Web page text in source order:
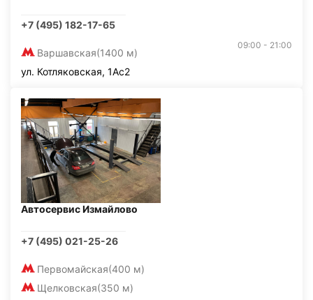
+7 (495) 182-17-65
Варшавская(1400 м)
09:00 - 21:00
ул. Котляковская, 1Ас2
Автосервис Измайлово
+7 (495) 021-25-26
Первомайская(400 м)
Щелковская(350 м)